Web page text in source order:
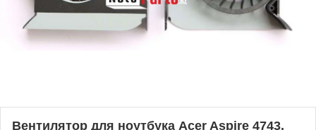
Вентилятор для ноутбука Acer Aspire 4743,